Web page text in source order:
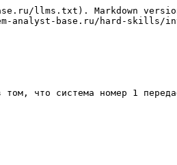
llms.txt). Markdown
analyst-base.ru/hard-
что система номер 1